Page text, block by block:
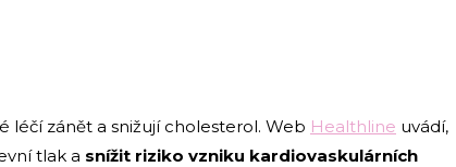
léčí zánět a snižují cholesterol. Web Healthline uvádí,
tlak a snížit riziko vzniku kardiovaskulárních